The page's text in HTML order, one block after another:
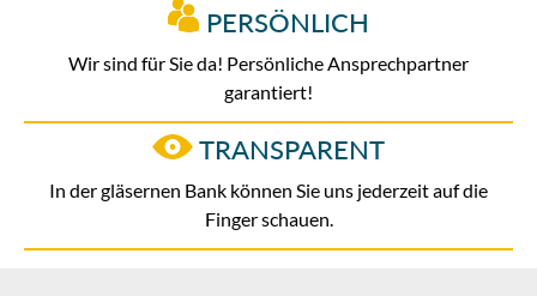
PERSÖNLICH
Wir sind für Sie da! Persönliche Ansprechpartner
garantiert!
TRANSPARENT
In der gläsernen Bank können Sie uns jederzeit auf die
Finger schauen.